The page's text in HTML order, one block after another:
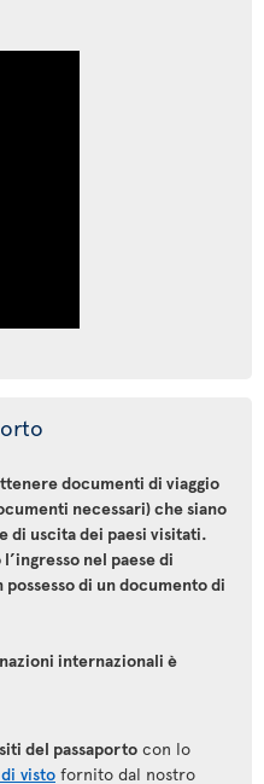
documenti di viaggio
necessari) che siano
di uscita dei paesi visitati.
nel paese di
di un documento di
internazionali è
del passaporto con lo
visto fornito dal nostro